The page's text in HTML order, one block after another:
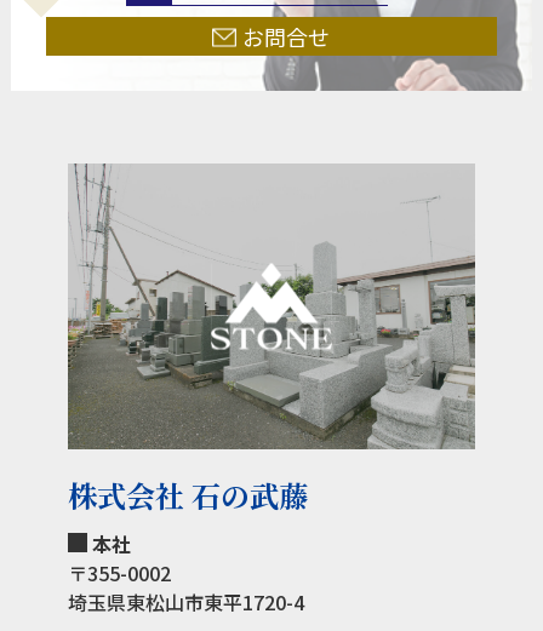
お問合せ
株式会社 石の武藤
本社
〒355-0002
埼玉県東松山市東平1720-4